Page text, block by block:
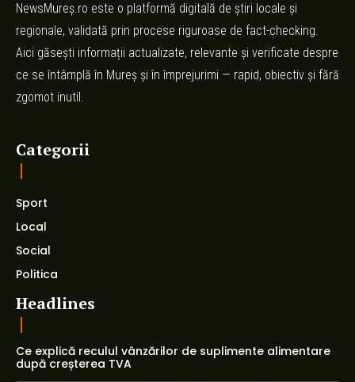
NewsMureș.ro este o platformă digitală de știri locale și
regionale, validată prin procese riguroase de fact-checking.
Aici găsești informații actualizate, relevante și verificate despre
ce se întâmplă în Mureș și în împrejurimi — rapid, obiectiv și fără
zgomot inutil.
Categorii
Sport
Local
Social
Politica
Headlines
Ce explică reculul vânzărilor de suplimente alimentare
după creșterea TVA